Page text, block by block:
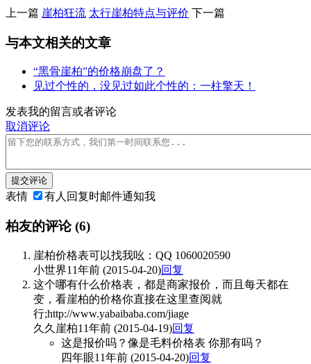
上一篇 崖柏狂流 太行崖柏特点与评价 下一篇
与本文相关的文章
“黑骨崖柏”的价格崩盘了？
见过个性的，没见过如此个性的：一柱擎天！
发表我的留言或者评论
取消评论
提交评论
表情 有人回复时邮件通知我
柏友的评论(6)
崖柏价格表可以找我吆：QQ 1060020590
小世界11年前 (2015-04-20)回复
这个哪有什么价格表，都是商家报价，而且每天都在
变，看崖柏的价格你直接在这里查阅就
行;http://www.yabaibaba.com/jiage
久久崖柏11年前 (2015-04-19)回复
这是报价吗？像是毛料价格表 你那有吗？
四年眼11年前 (2015-04-20)回复